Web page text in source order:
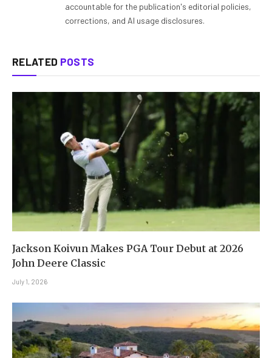
accountable for the publication's editorial policies,
corrections, and AI usage disclosures.
RELATED POSTS
Jackson Koivun Makes PGA Tour Debut at 2026
John Deere Classic
July 1, 2026